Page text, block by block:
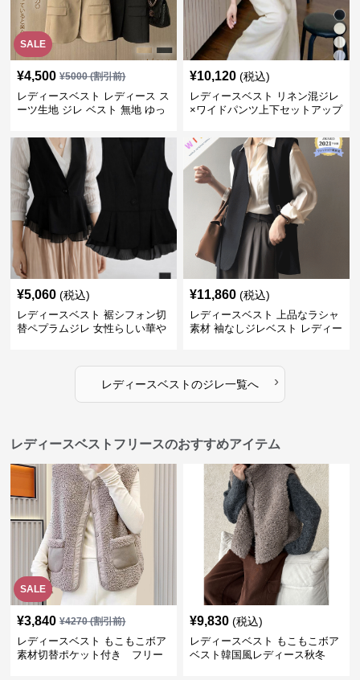
SALE
¥4,500 ¥5000(割引前)
レディースベスト レディース ス
ーツ生地 ジレ ベスト 無地 ゆっ
¥10,120 (税込)
レディースベスト リネン混ジレ
×ワイドパンツ上下セットアップ
¥5,060 (税込)
レディースベスト 裾シフォン切
替ペプラムジレ 女性らしい華や
¥11,860 (税込)
レディースベスト 上品なラシャ
素材 袖なしジレベスト レディー
レディースベストのジレ一覧へ ›
レディースベストフリースのおすすめアイテム
SALE
¥3,840 ¥4270(割引前)
レディースベスト もこもこボア
素材切替ポケット付き フリー
¥9,830 (税込)
レディースベスト もこもこボア
ベスト韓国風レディース秋冬